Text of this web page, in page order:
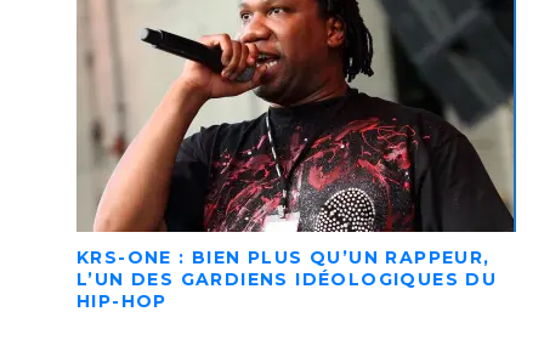
KRS-ONE : BIEN PLUS QU’UN RAPPEUR,
L’UN DES GARDIENS IDÉOLOGIQUES DU
HIP-HOP